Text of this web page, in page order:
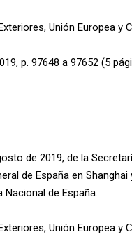
Unión Europea y
p. 97648 a 97652 (5
de 2019, de la
de España en
de España.
Unión Europea y